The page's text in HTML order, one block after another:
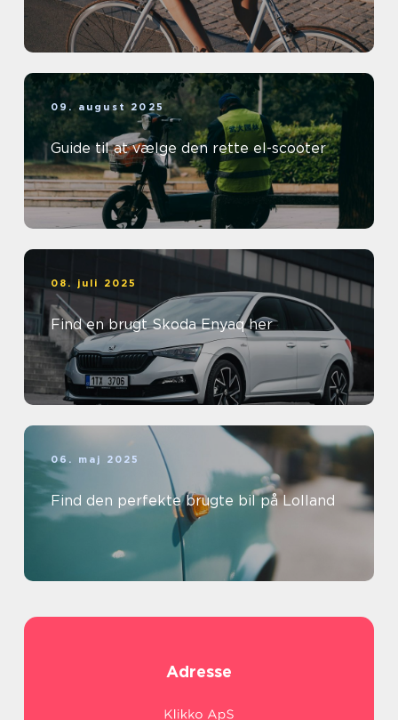
09. august 2025
Guide til at vælge den rette el-scooter
08. juli 2025
Find en brugt Skoda Enyaq her
06. maj 2025
Find den perfekte brugte bil på Lolland
Adresse